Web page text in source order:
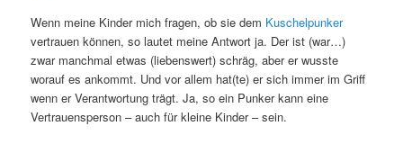
Wenn meine Kinder mich fragen, ob sie dem Kuschelpunker
vertrauen können, so lautet meine Antwort ja. Der ist (war…)
zwar manchmal etwas (liebenswert) schräg, aber er wusste
worauf es ankommt. Und vor allem hat(te) er sich immer im Griff
wenn er Verantwortung trägt. Ja, so ein Punker kann eine
Vertrauensperson – auch für kleine Kinder – sein.